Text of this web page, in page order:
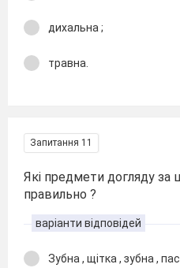
дихальна ;
травна.
Запитання 11
Які предмети догляду за
правильно ?
варіанти відповідей
Зубна , щітка , зубна ,